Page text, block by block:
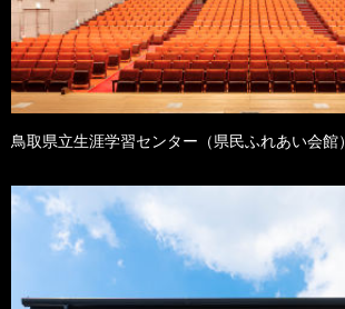
鳥取県立生涯学習センター（県民ふれあい会館）